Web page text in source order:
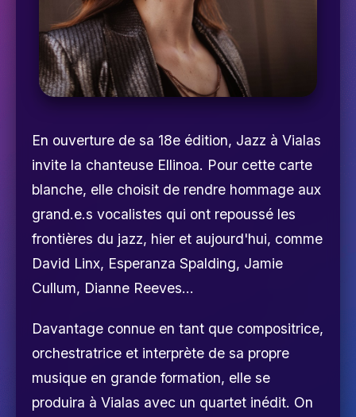
En ouverture de sa 18e édition, Jazz à Vialas
invite la chanteuse Ellinoa. Pour cette carte
blanche, elle choisit de rendre hommage aux
grand.e.s vocalistes qui ont repoussé les
frontières du jazz, hier et aujourd'hui, comme
David Linx, Esperanza Spalding, Jamie
Cullum, Dianne Reeves...
Davantage connue en tant que compositrice,
orchestratrice et interprète de sa propre
musique en grande formation, elle se
produira à Vialas avec un quartet inédit. On